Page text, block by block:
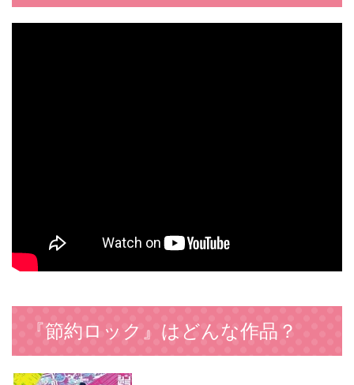
『節約ロック』はどんな作品？